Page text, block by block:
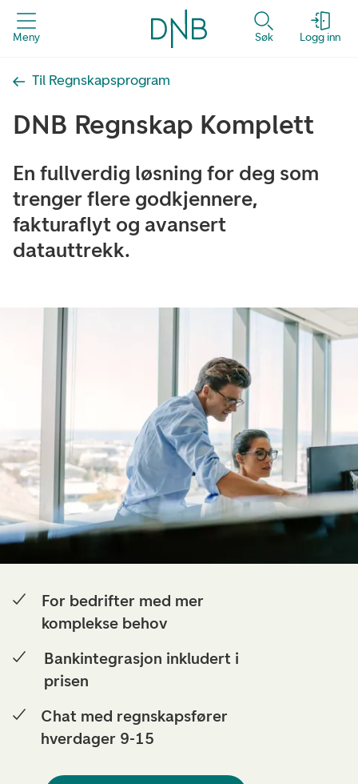
Meny Søk Logg inn
Til Regnskapsprogram
DNB Regnskap Komplett
En fullverdig løsning for deg som
trenger flere godkjennere,
fakturaflyt og avansert
datauttrekk.
For bedrifter med mer
komplekse behov
Bankintegrasjon inkludert i
prisen
Chat med regnskapsfører
hverdager 9-15